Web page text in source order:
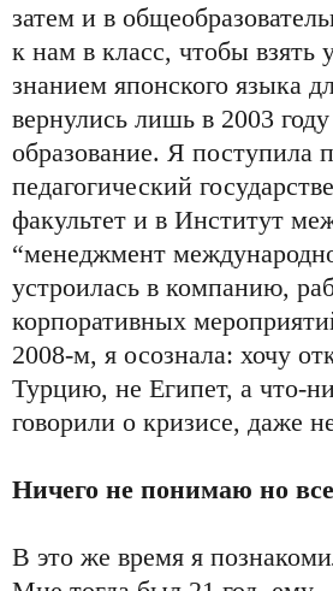
затем и в
к нам в класс, чтобы взять
знанием японского языка
вернулись лишь в 2003
образование. Я поступила
педагогический
факультет и в Институт
“менеджмент
устроилась в компанию,
корпоративных
2008-м, я осознала: хочу
Турцию, не Египет, а что-
говорили о кризисе, даже
Ничего не понимаю но
В это же время я